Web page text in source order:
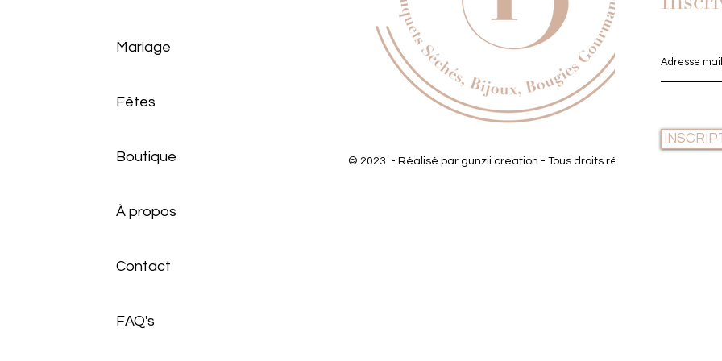
Mariage
Fêtes
Boutique
À propos
Contact
FAQ's
© 2023 - Réalisé par gunzii.creation - Tous droits réservés